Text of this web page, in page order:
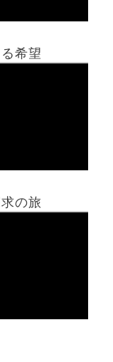
希望
の旅
ホーム
事動画